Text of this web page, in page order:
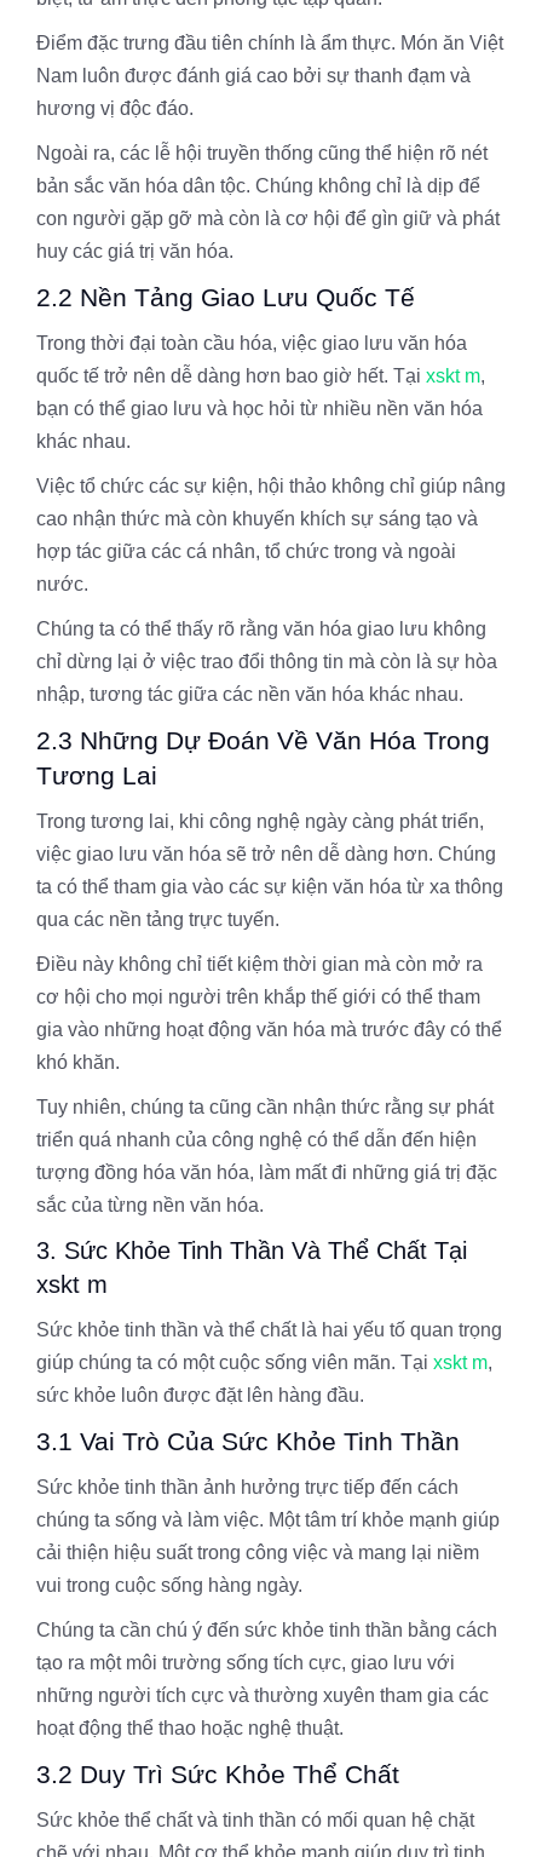
Điểm đặc trưng đầu tiên chính là ẩm thực. Món ăn Việt
Nam luôn được đánh giá cao bởi sự thanh đạm và
hương vị độc đáo.
Ngoài ra, các lễ hội truyền thống cũng thể hiện rõ nét
bản sắc văn hóa dân tộc. Chúng không chỉ là dịp để
con người gặp gỡ mà còn là cơ hội để gìn giữ và phát
huy các giá trị văn hóa.
2.2 Nền Tảng Giao Lưu Quốc Tế
Trong thời đại toàn cầu hóa, việc giao lưu văn hóa
quốc tế trở nên dễ dàng hơn bao giờ hết. Tại xskt m,
bạn có thể giao lưu và học hỏi từ nhiều nền văn hóa
khác nhau.
Việc tổ chức các sự kiện, hội thảo không chỉ giúp nâng
cao nhận thức mà còn khuyến khích sự sáng tạo và
hợp tác giữa các cá nhân, tổ chức trong và ngoài
nước.
Chúng ta có thể thấy rõ rằng văn hóa giao lưu không
chỉ dừng lại ở việc trao đổi thông tin mà còn là sự hòa
nhập, tương tác giữa các nền văn hóa khác nhau.
2.3 Những Dự Đoán Về Văn Hóa Trong
Tương Lai
Trong tương lai, khi công nghệ ngày càng phát triển,
việc giao lưu văn hóa sẽ trở nên dễ dàng hơn. Chúng
ta có thể tham gia vào các sự kiện văn hóa từ xa thông
qua các nền tảng trực tuyến.
Điều này không chỉ tiết kiệm thời gian mà còn mở ra
cơ hội cho mọi người trên khắp thế giới có thể tham
gia vào những hoạt động văn hóa mà trước đây có thể
khó khăn.
Tuy nhiên, chúng ta cũng cần nhận thức rằng sự phát
triển quá nhanh của công nghệ có thể dẫn đến hiện
tượng đồng hóa văn hóa, làm mất đi những giá trị đặc
sắc của từng nền văn hóa.
3. Sức Khỏe Tinh Thần Và Thể Chất Tại
xskt m
Sức khỏe tinh thần và thể chất là hai yếu tố quan trọng
giúp chúng ta có một cuộc sống viên mãn. Tại xskt m,
sức khỏe luôn được đặt lên hàng đầu.
3.1 Vai Trò Của Sức Khỏe Tinh Thần
Sức khỏe tinh thần ảnh hưởng trực tiếp đến cách
chúng ta sống và làm việc. Một tâm trí khỏe mạnh giúp
cải thiện hiệu suất trong công việc và mang lại niềm
vui trong cuộc sống hàng ngày.
Chúng ta cần chú ý đến sức khỏe tinh thần bằng cách
tạo ra một môi trường sống tích cực, giao lưu với
những người tích cực và thường xuyên tham gia các
hoạt động thể thao hoặc nghệ thuật.
3.2 Duy Trì Sức Khỏe Thể Chất
Sức khỏe thể chất và tinh thần có mối quan hệ chặt
chẽ với nhau. Một cơ thể khỏe mạnh giúp duy trì tinh